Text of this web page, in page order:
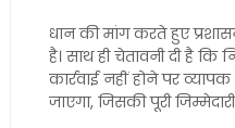
धान की मांग करते हुए
है। साथ ही चेतावनी दी है कि
कार्रवाई नहीं होने पर
जाएगा, जिसकी पूरी